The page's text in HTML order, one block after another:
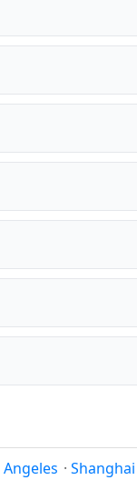
Angeles · Shanghai